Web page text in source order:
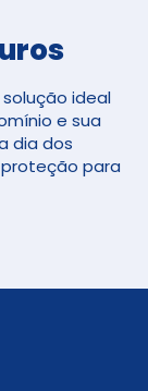
ideal
e sua
dia dos
para